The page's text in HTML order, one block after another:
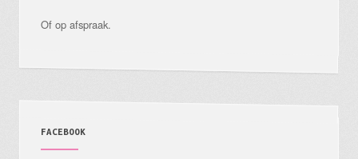
Of op afspraak.
FACEBOOK